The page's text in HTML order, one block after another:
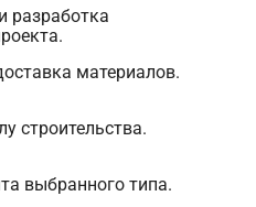
разработка
материалов.
строительства.
выбранного типа.